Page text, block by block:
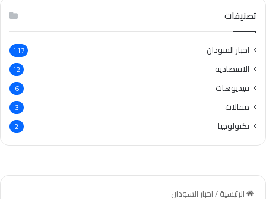
تصنيفات
اخبار السودان 117
الاقتصادية 12
فيديوهات 6
مقالات 3
تكنولوجيا 2